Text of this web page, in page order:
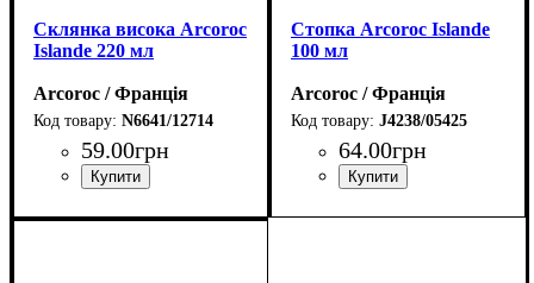
Склянка висока Arcoroc
Islande 220 мл
Arcoroc / Франція
N6641/12714
59.00грн
Стопка Arcoroc Islande
100 мл
Arcoroc / Франція
J4238/05425
64.00грн